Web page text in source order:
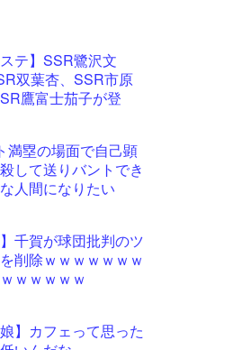
ステ】SSR鷺沢文
双葉杏、SSR市原
鷹富士茄子が登
満塁の場面で自己顕
して送りバントでき
人間になりたい
】千賀が球団批判のツ
削除ｗｗｗｗｗｗｗ
ｗｗｗｗｗ
娘】カフェって思った